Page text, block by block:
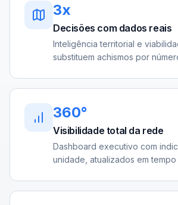
3x
Decisões com dados reais
Inteligência territorial e
substituem achismos por
360°
Visibilidade total da rede
Dashboard executivo com
unidade, atualizados em tempo